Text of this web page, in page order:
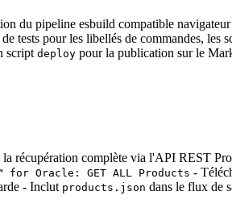
du pipeline esbuild compatible
tests pour les libellés de commandes, les
script deploy pour la publication sur le
récupération complète via l'API REST
for Oracle: GET ALL Products -
- Inclut products.json dans le flux de